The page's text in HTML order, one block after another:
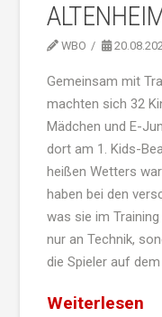
WBO
Gemeinsam mit
machten sich 32
Mädchen und E-
dort am 1. Kids-
heißen Wetters
haben bei den
was sie im
nur an Technik,
die Spieler auf
Weiterlesen